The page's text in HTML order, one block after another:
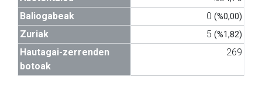
Baliogabeak
0 (%0,00)
Zuriak 5 (%1,82)
Hautagai-zerrenden
botoak
269